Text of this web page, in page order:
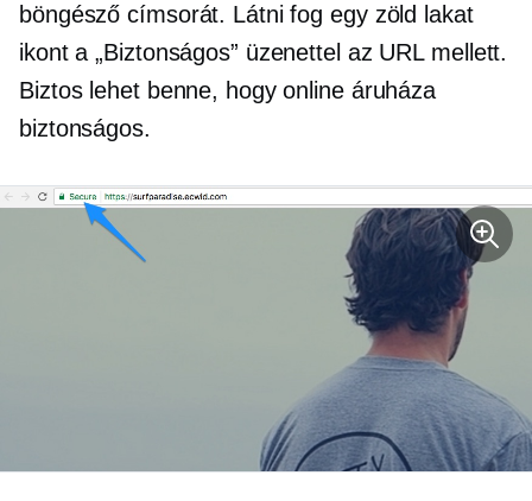
böngésző címsorát. Látni fog egy zöld lakat
ikont a „Biztonságos” üzenettel az URL mellett.
Biztos lehet benne, hogy online áruháza
biztonságos.